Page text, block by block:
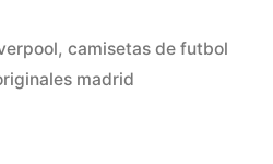
, camisetas de futbol
madrid